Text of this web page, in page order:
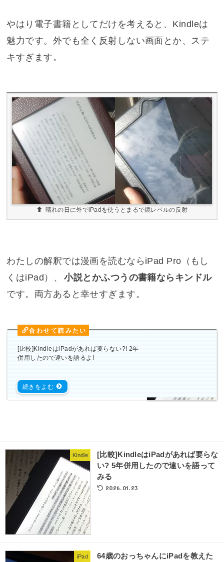
やはり電子書籍としてだけを考えると、Kindleは
魅力です。外でも全く反射しない画面とか、ステ
キすぎます。
晴れの日に外でiPadを使うとまるで鏡レベルの反射
わたしの解釈では漫画を読むならiPad Pro（もし
くはiPad）、
小説とかふつうの書籍ならキンドル
です。両方あると幸せすぎます。
[比較]KindleはiPadがあれば要らない?! 2年
併用したので違いを語るよ!
Kindle
[比較]KindleはiPadがあれば要らな
い? 5年併用したので違いを語って
みる
2026.01.23
iPad 64歳のおっちゃんにiPadを教えた